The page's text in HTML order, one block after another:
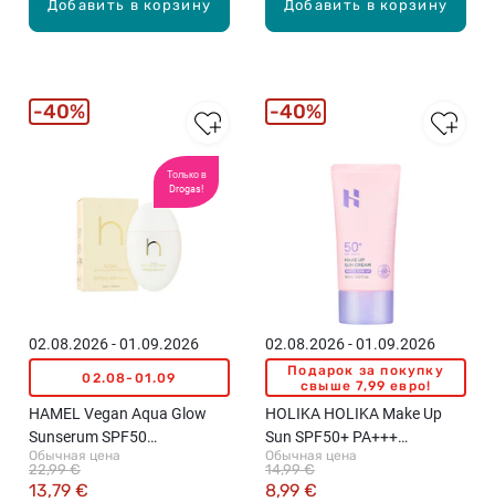
Добавить в корзину Добавить в корзину
Только в
Drogas!
02.08.2026 - 01.09.2026
02.08-01.09
HAMEL Vegan Aqua Glow
Sunserum SPF50
солнцезащитный крем,
50мл
Обычная цена
13,79 €
22,99 €
40%
02.08.2026 - 01.09.2026
Подарок за покупку
свыше 7,99 евро!
HOLIKA HOLIKA Make Up
Sun SPF50+ PA+++
солнцезащитный крем для
лица, 60мл
Обычная цена
8,99 €
14,99 €
40%